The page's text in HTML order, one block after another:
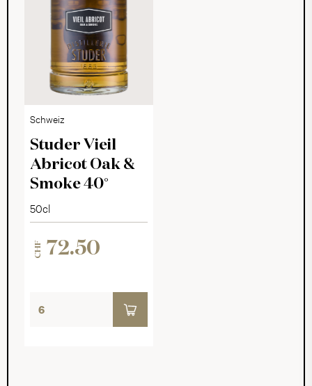
Schweiz
Studer Vieil
Abricot Oak &
Smoke 40°
50cl
CHF 72.50